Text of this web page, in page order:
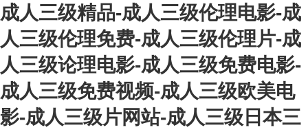
成人三级精品-成人三级伦理电影-成
人三级伦理免费-成人三级伦理片-成
人三级论理电影-成人三级免费电影-
成人三级免费视频-成人三级欧美电
影-成人三级片网站-成人三级日本三